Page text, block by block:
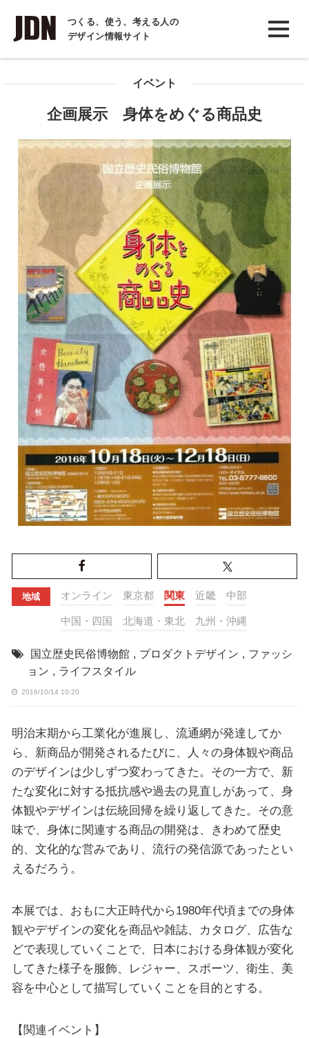
つくる、使う、考える人の
デザイン情報サイト
INTERVIEW
インタビュー
コラム
イベント
企画展示 身体をめぐる商品史
地域 オンライン 東京都 関東 近畿 中部
中国・四国 北海道・東北 九州・沖縄
国立歴史民俗博物館 , プロダクトデザイン , ファッシ
ョン , ライフスタイル
2016/10/14 10:20
明治末期から工業化が進展し、流通網が発達してか
ら、新商品が開発されるたびに、人々の身体観や商品
のデザインは少しずつ変わってきた。その一方で、新
たな変化に対する抵抗感や過去の見直しがあって、身
体観やデザインは伝統回帰を繰り返してきた。その意
味で、身体に関連する商品の開発は、きわめて歴史
的、文化的な営みであり、流行の発信源であったとい
えるだろう。
本展では、おもに大正時代から1980年代頃までの身体
観やデザインの変化を商品や雑誌、カタログ、広告な
どで表現していくことで、日本における身体観が変化
してきた様子を服飾、レジャー、スポーツ、衛生、美
容を中心として描写していくことを目的とする。
【関連イベント】